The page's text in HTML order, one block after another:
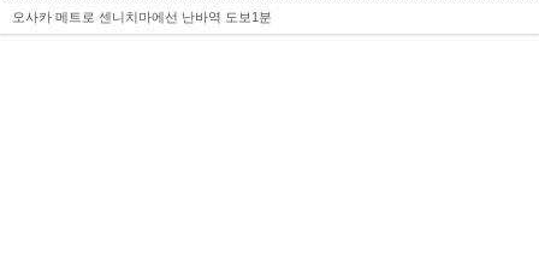
오사카 메트로 센니치마에선 난바역 도보1분